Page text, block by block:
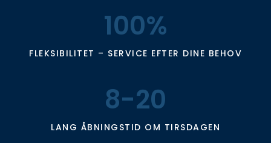
100%
FLEKSIBILITET – SERVICE EFTER DINE BEHOV
8-20
LANG ÅBNINGSTID OM TIRSDAGEN